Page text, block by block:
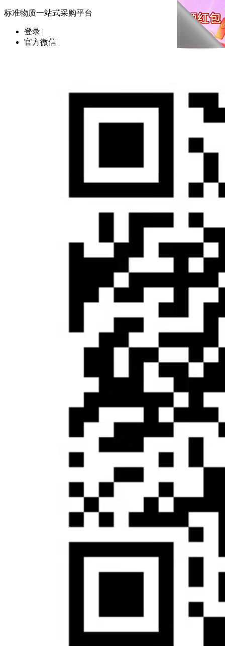
标准物质一站式采购平台
登录 |
官方微信 |